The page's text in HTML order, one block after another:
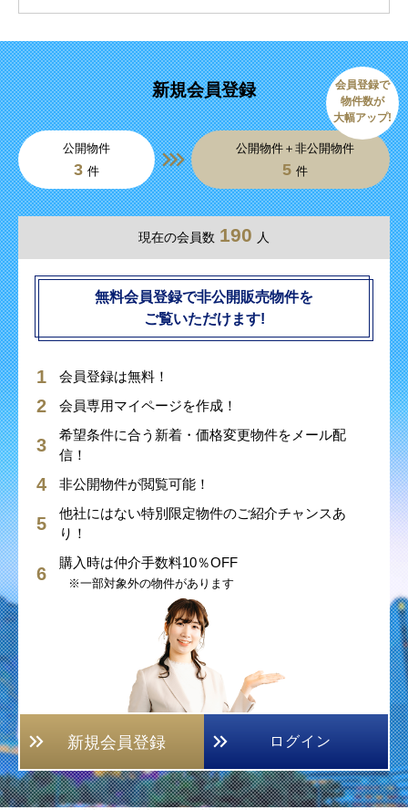
新規会員登録
公開物件
3 件
公開物件＋非公開物件
5 件
会員登録で
物件数が
大幅アップ!
現在の会員数 190 人
無料会員登録で非公開販売物件を
ご覧いただけます!
会員登録は無料！
会員専用マイページを作成！
希望条件に合う新着・価格変更物件をメール配
信！
非公開物件が閲覧可能！
他社にはない特別限定物件のご紹介チャンスあ
り！
購入時は仲介手数料10％OFF
※一部対象外の物件があります
新規会員登録 ログイン